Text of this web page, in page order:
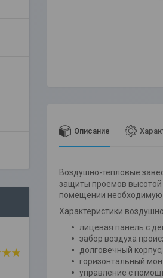
Описание
Воздушно-тепловые
защиты проемов высотой
помещении необходимую
Характеристики
лицевая панель с
забор воздуха
долговечный корпус;
горизонтальный
управление с